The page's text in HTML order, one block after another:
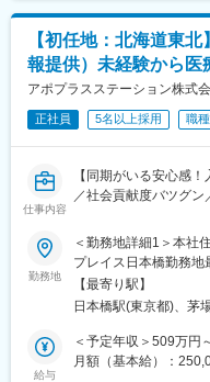
業部やグループ会社へ
経営コンサル、医薬品
者などの管理部門）
営業経験を活かして様
社ならではの強みです
変更の範囲：会社の定
医薬品販売に際し、医
提供がミッションです。
医薬品は「どの成分に
いのか」などの情報
きます。医師への適
治療、地域医療課題
・入社から3か月間：
└医薬品や医療業界、
わせて行う、MR認定
す。
・現場配属後も月1回
フォロー体制を整えて
★入社同期がいるため
営業職が目指せます。
可能性があります。月
【初任地：北海道東
報提供）未経験から
アポプラスステーション株式
正社員 5名以上採用 職
仕事内容
【同期がいる安心感
／社会貢献度バツグン
★本ポジションは、未
・医療を通じて社会に
・仕事を通じて学び
・専門職として知識、
・内資系の安定企業で
という方にはおススメ
＜2人に1人は未経験
勤務地
＜勤務地詳細1＞本社
プレイス日本橋勤務
地内喫煙可能場所あ
希望を考慮し、北海道
の範囲：会社の定める
【最寄り駅】
日本橋駅(東京都)、茅
給与
＜予定年収＞509万円
月額（基本給）：